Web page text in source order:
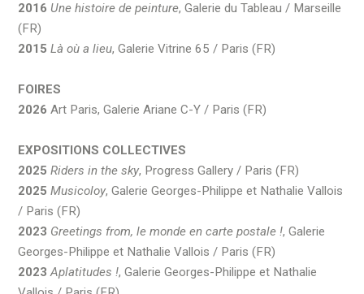
2016 Une histoire de peinture, Galerie du Tableau / Marseille
(FR)
2015 Là où a lieu, Galerie Vitrine 65 / Paris (FR)
FOIRES
2026 Art Paris, Galerie Ariane C-Y / Paris (FR)
EXPOSITIONS COLLECTIVES
2025 Riders in the sky, Progress Gallery / Paris (FR)
2025 Musicoloy, Galerie Georges-Philippe et Nathalie Vallois
/ Paris (FR)
2023 Greetings from, le monde en carte postale !, Galerie
Georges-Philippe et Nathalie Vallois / Paris (FR)
2023 Aplatitudes !, Galerie Georges-Philippe et Nathalie